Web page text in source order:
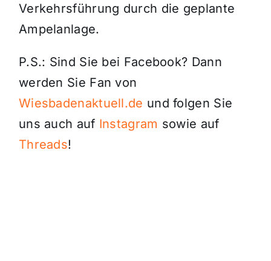
Verkehrsführung durch die geplante
Ampelanlage.
P.S.: Sind Sie bei Facebook? Dann
werden Sie Fan von
Wiesbadenaktuell.de und folgen Sie
uns auch auf Instagram sowie auf
Threads!